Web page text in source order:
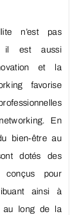
n’est pas
il est aussi
et la
favorise
En
bien-être au
dotés des
conçus pour
ainsi à
au long de la